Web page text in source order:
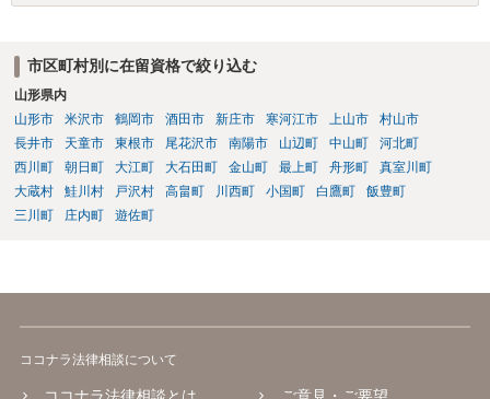
ます。ご友人が不法就労しているのでしたら、退去強制事由になり得
市区町村別に在留資格で絞り込む
山形県内
山形市
米沢市 鶴岡市 酒田市 新庄市 寒河江市 上山市
村山市
長井市
天童市 東根市 尾花沢市 南陽市 山辺町 中山町
河北町
西川町
朝日町 大江町 大石田町 金山町 最上町 舟形町
真室川町
大蔵村
鮭川村 戸沢村 高畠町 川西町 小国町 白鷹町
飯豊町
三川町
庄内町 遊佐町
ココナラ法律相談について
ココナラ法律相談とは ご意見・ご要望